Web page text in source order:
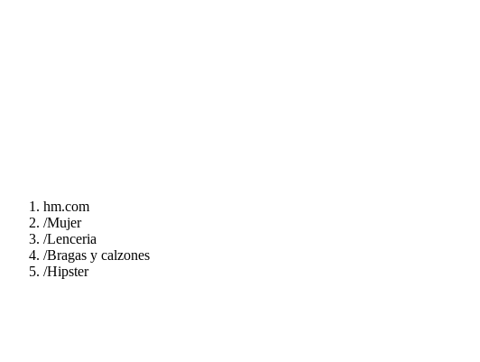
hm.com
/Mujer
/Lenceria
/Bragas y calzones
/Hipster